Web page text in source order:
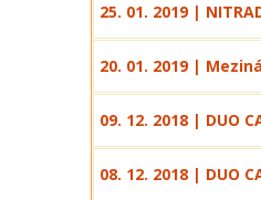
25. 01. 2019 |
20. 01. 2019 |
09. 12. 2018 | DUO
08. 12. 2018 | DUO